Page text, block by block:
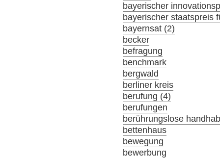
bayerischer
bayerischer staatspreis
bayernsat (2)
becker
befragung
benchmark
bergwald
berliner kreis
berufung (4)
berufungen
berührungslose
bettenhaus
bewegung
bewerbung